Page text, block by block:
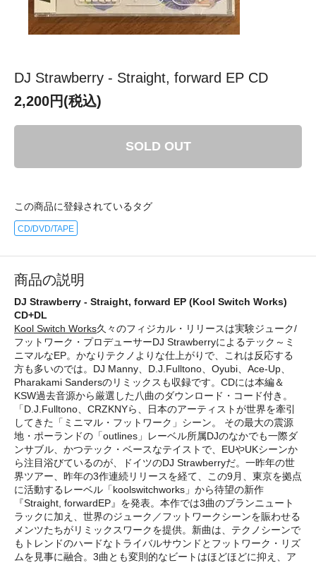
DJ Strawberry - Straight, forward EP CD
2,200円(税込)
SOLD OUT
この商品に登録されているタグ
CD/DVD/TAPE
商品の説明
DJ Strawberry - Straight, forward EP (Kool Switch Works)
CD+DL
Kool Switch Works久々のフィジカル・リリースは実験ジューク/
フットワーク・プロデューサーDJ Strawberryによるテック～ミ
ニマルなEP。かなりテクノよりな仕上がりで、これは反応する
方も多いのでは。DJ Manny、D.J.Fulltono、Oyubi、Ace-Up、
Pharakami Sandersのリミックスも収録です。CDには本編＆
KSW過去音源から厳選した八曲のダウンロード・コード付き。
「D.J.Fulltono、CRZKNYら、日本のアーティストが世界を牽引
してきた「ミニマル・フットワーク」シーン。 その最大の震源
地・ポーランドの「outlines」レーベル所属DJのなかでも一際ダ
ンサブル、かつテック・ベースなテイストで、EUやUKシーンか
ら注目浴びているのが、ドイツのDJ Strawberryだ。一昨年の世
界ツアー、昨年の3作連続リリースを経て、この9月、東京を拠点
に活動するレーベル「koolswitchworks」から待望の新作
『Straight, forwardEP』を発表。本作では3曲のブランニュート
ラックに加え、世界のジューク／フットワークシーンを賑わせる
メンツたちがリミックスワークを提供。新曲は、テクノシーンで
もトレンドのハードなトライバルサウンドとフットワーク・リズ
ムを見事に融合。3曲とも変則的なビートはほどほどに抑え、ア